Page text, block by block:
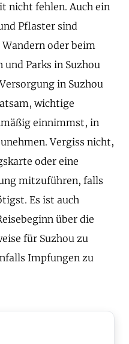
nicht fehlen. Auch ein
Pflaster sind
oder beim
und Parks in Suzhou
in Suzhou
wichtige
einnimmst, in
Vergiss nicht,
oder eine
mitzuführen, falls
Es ist auch
über die
für Suzhou zu
Impfungen zu